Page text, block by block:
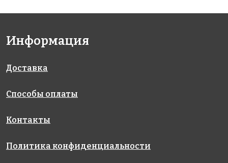
1750 руб./м²
316x316
3925 руб./м²
Информация
Доставка
Способы оплаты
Контакты
Политика конфиденциальности